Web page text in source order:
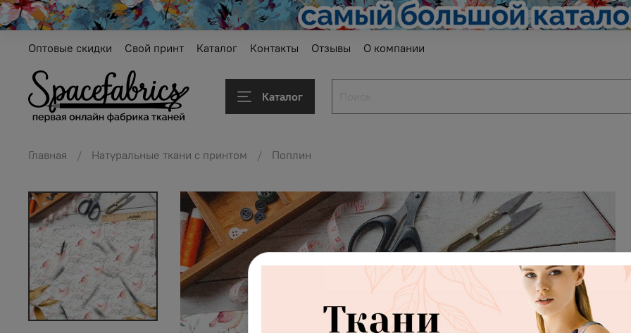
Оптовые скидки Свой принт Каталог Контакты Отзывы О компании
Каталог
Главная Натуральные ткани с принтом Поплин